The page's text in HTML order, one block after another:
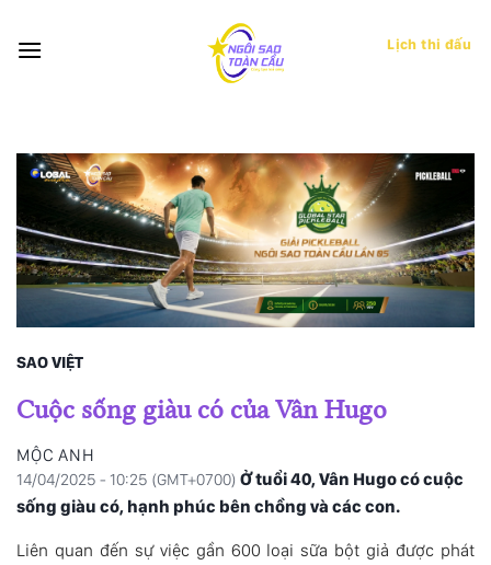
qua
Lịch thi đấu
SAO VIỆT
Cuộc sống giàu có của Vân Hugo
MỘC ANH
14/04/2025 - 10:25 (GMT+0700) Ở tuổi 40, Vân Hugo có cuộc
sống giàu có, hạnh phúc bên chồng và các con.
Liên quan đến sự việc gần 600 loại sữa bột giả được phát